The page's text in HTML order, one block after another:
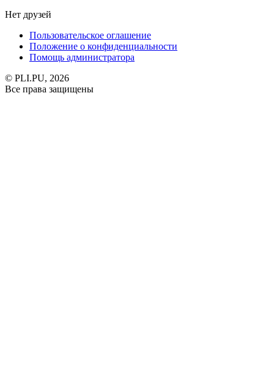
Нет друзей
Пользовательское оглашение
Положение о конфиденциальности
Помощь администратора
© PLI.PU, 2026
Все права защищены